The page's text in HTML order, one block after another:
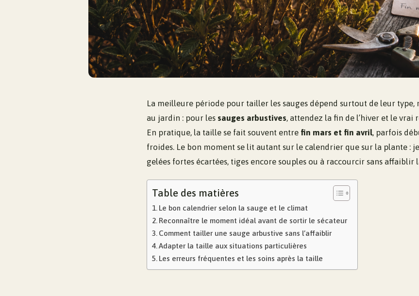
La meilleure période pour tailler les sauges dépend surtout de leur type,
au jardin : pour les sauges arbustives, attendez la fin de l’hiver et le vrai
En pratique, la taille se fait souvent entre fin mars et fin avril, parfois
froides. Le bon moment se lit autant sur le calendrier que sur la plante :
gelées fortes écartées, tiges encore souples ou à raccourcir sans affaiblir
Table des matières
Le bon calendrier selon la sauge et le climat
Reconnaître le moment idéal avant de sortir le sécateur
Comment tailler une sauge arbustive sans l’affaiblir
Adapter la taille aux situations particulières
Les erreurs fréquentes et les soins après la taille